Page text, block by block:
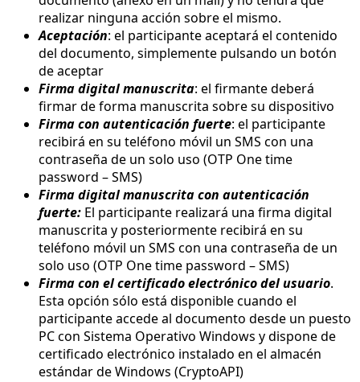
realizar ninguna acción sobre el mismo.
Aceptación: el participante aceptará el contenido
del documento, simplemente pulsando un botón
de aceptar
Firma digital manuscrita: el firmante deberá
firmar de forma manuscrita sobre su dispositivo
Firma con autenticación fuerte: el participante
recibirá en su teléfono móvil un SMS con una
contraseña de un solo uso (OTP One time
password – SMS)
Firma digital manuscrita con autenticación
fuerte: El participante realizará una firma digital
manuscrita y posteriormente recibirá en su
teléfono móvil un SMS con una contraseña de un
solo uso (OTP One time password – SMS)
Firma con el certificadoelectrónico del usuario.
Esta opción sólo está disponible cuando el
participante accede al documento desde un puesto
PC con Sistema Operativo Windows y dispone de
certificado electrónico instalado en el almacén
estándar de Windows (CryptoAPI)